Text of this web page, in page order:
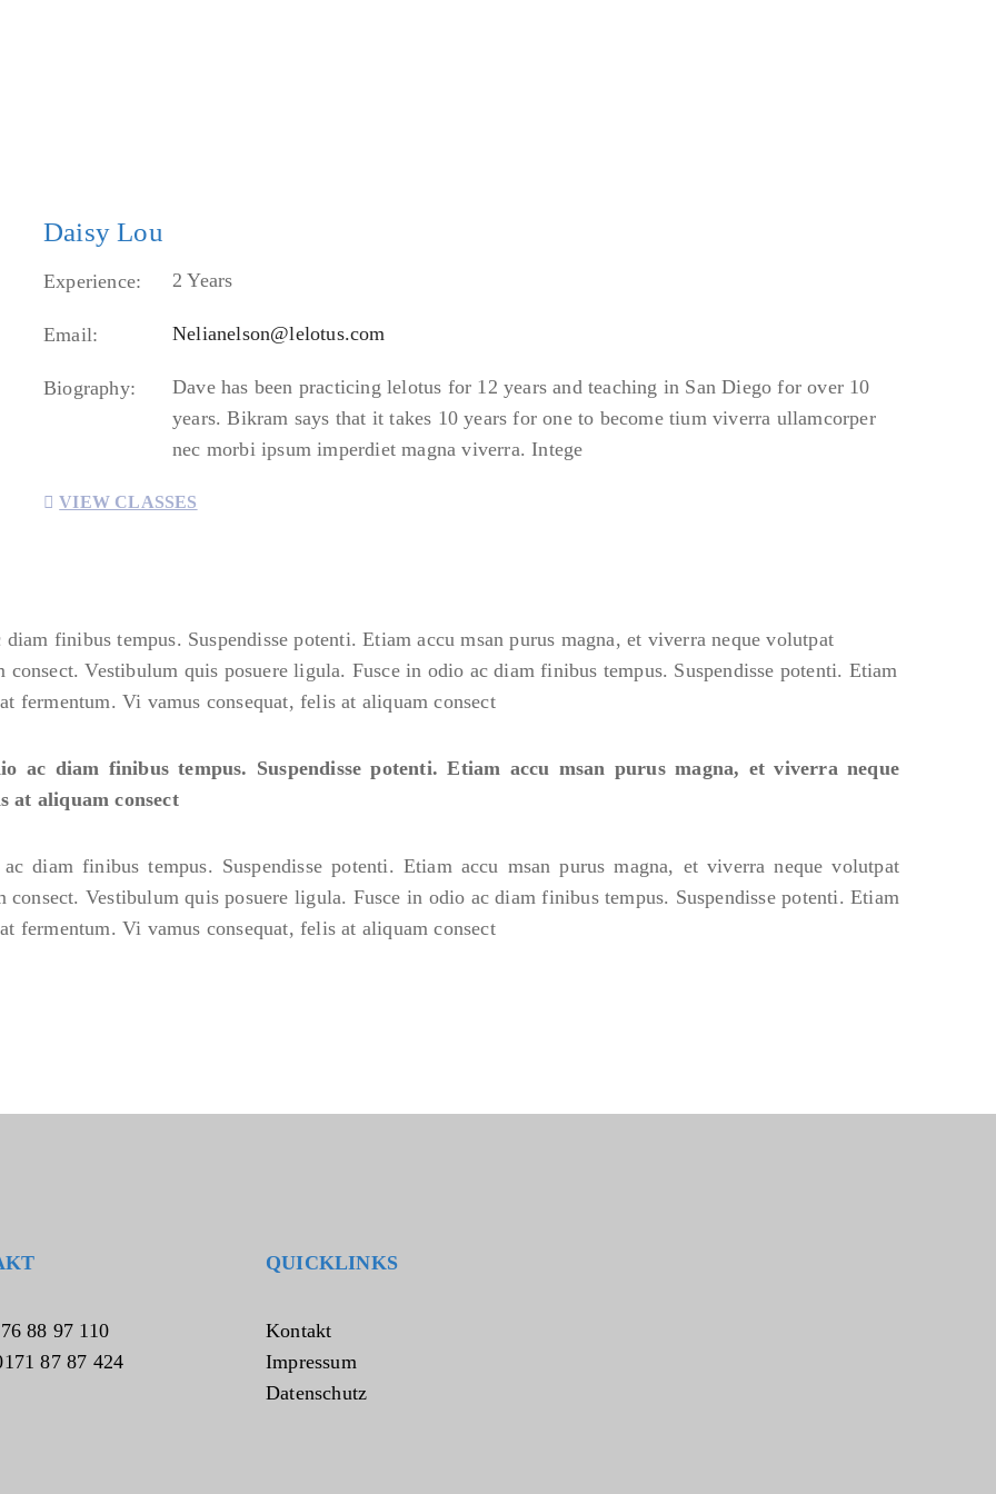
Daisy Lou
Experience: 2 Years
Email: Nelianelson@lelotus.com
Biography:
Dave has been practicing lelotus for 12 years and teaching in San Diego for over 10
years. Bikram says that it takes 10 years for one to become tium viverra ullamcorper
nec morbi ipsum imperdiet magna viverra. Intege
VIEW CLASSES
finibus tempus. Suspendisse potenti. Etiam accu msan purus magna, et viverra neque volutpat
Vestibulum quis posuere ligula. Fusce in odio ac diam finibus tempus. Suspendisse potenti. Etiam
fermentum. Vi vamus consequat, felis at aliquam consect
ac diam finibus tempus. Suspendisse potenti. Etiam accu msan purus magna, et viverra neque
at aliquam consect
diam finibus tempus. Suspendisse potenti. Etiam accu msan purus magna, et viverra neque volutpat
Vestibulum quis posuere ligula. Fusce in odio ac diam finibus tempus. Suspendisse potenti. Etiam
fermentum. Vi vamus consequat, felis at aliquam consect
88 97 110
87 87 424
QUICKLINKS
Kontakt
Impressum
Datenschutz